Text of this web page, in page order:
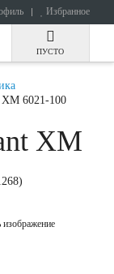
Избранное
ПУСТО
ХМ 6021-100
ХМ
)